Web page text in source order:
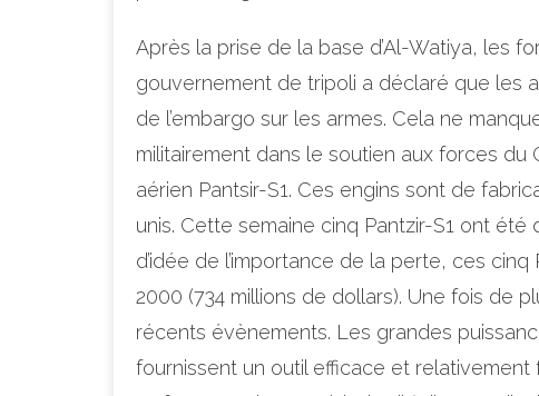
Après la prise de la base d’Al-Watiya, les
gouvernement de tripoli a déclaré que les
de l’embargo sur les armes. Cela ne
militairement dans le soutien aux forces
aérien Pantsir-S1. Ces engins sont de
unis. Cette semaine cinq Pantzir-S1 ont
d’idée de l’importance de la perte, ces
2000 (734 millions de dollars). Une fois de
récents évènements. Les grandes
fournissent un outil efficace et